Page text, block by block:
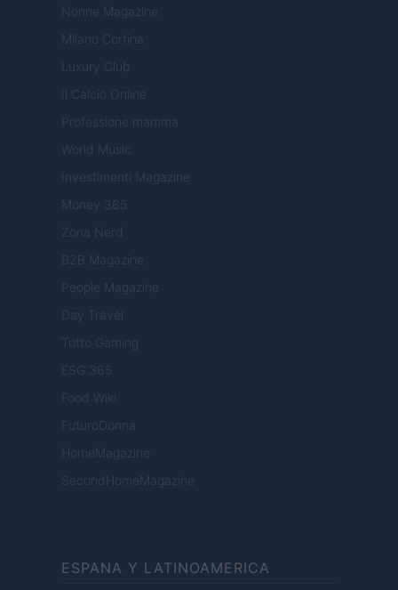
Nonne Magazine
Milano Cortina
Luxury Club
Il Calcio Online
Professione mamma
World Music
Investimenti Magazine
Money 365
Zona Nerd
B2B Magazine
People Magazine
Day Travel
Tutto Gaming
ESG 365
Food Wiki
FuturoDonna
HomeMagazine
SecondHomeMagazine
ESPANA Y LATINOAMERICA